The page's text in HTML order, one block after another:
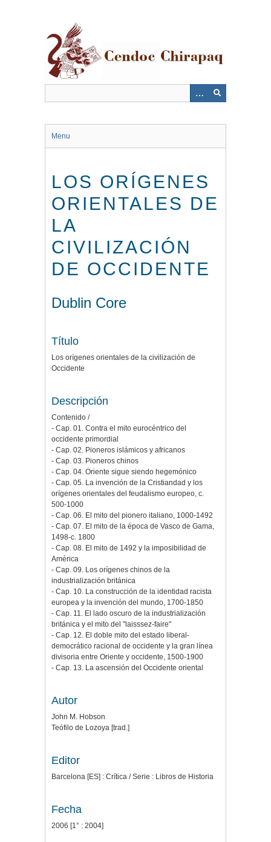
Menu
LOS ORÍGENES
ORIENTALES DE
LA
CIVILIZACIÓN
DE OCCIDENTE
Dublin Core
Título
Los orígenes orientales de la civilización de
Occidente
Descripción
Contenido /
- Cap. 01. Contra el mito eurocéntrico del
occidente primordial
- Cap. 02. Pioneros islámicos y africanos
- Cap. 03. Pioneros chinos
- Cap. 04. Oriente sigue siendo hegemónico
- Cap. 05. La invención de la Cristiandad y los
orígenes orientales del feudalismo europeo, c.
500-1000
- Cap. 06. El mito del pionero italiano, 1000-1492
- Cap. 07. El mito de la época de Vasco de Gama,
1498-c. 1800
- Cap. 08. El mito de 1492 y la imposibilidad de
América
- Cap. 09. Los orígenes chinos de la
industrialización británica
- Cap. 10. La construcción de la identidad racista
europea y la invención del mundo, 1700-1850
- Cap. 11. El lado oscuro de la industrialización
británica y el mito del "laisssez-faire"
- Cap. 12. El doble mito del estado liberal-
democrático racional de occidente y la gran línea
divisoria entre Oriente y occidente, 1500-1900
- Cap. 13. La ascensión del Occidente oriental
Autor
John M. Hobson
Teófilo de Lozoya [trad.]
Editor
Barcelona [ES] : Crítica / Serie : Libros de Historia
Fecha
2006 [1° : 2004]